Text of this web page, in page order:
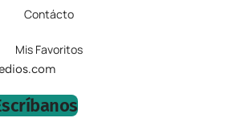
Contácto
Mis Favoritos